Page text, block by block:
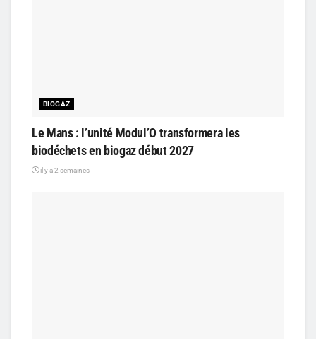
BIOGAZ
Le Mans : l’unité Modul’O transformera les
biodéchets en biogaz début 2027
il y a 2 semaines